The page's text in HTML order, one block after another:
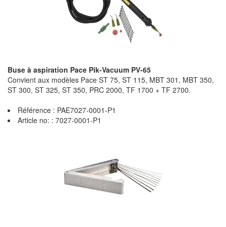
Buse à aspiration Pace Pik-Vacuum PV-65
Convient aux modèles Pace ST 75, ST 115, MBT 301, MBT 350,
ST 300, ST 325, ST 350, PRC 2000, TF 1700 + TF 2700.
Référence : PAE7027-0001-P1
Article no: : 7027-0001-P1